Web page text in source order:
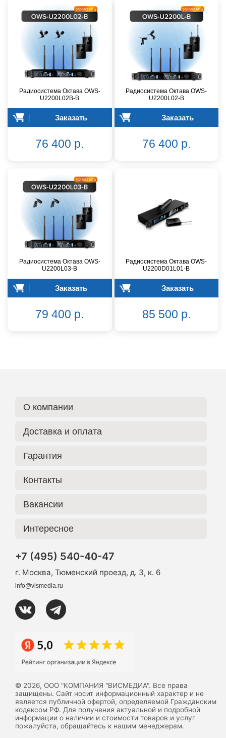
Радиосистема Октава OWS-
U2200L02В-B
Заказать
76 400 р.
Радиосистема Октава OWS-
U2200L02-B
Заказать
76 400 р.
Радиосистема Октава OWS-
U2200L03-B
Заказать
79 400 р.
Радиосистема Октава OWS-
U2200D01L01-B
Заказать
85 500 р.
О компании
Доставка и оплата
Гарантия
Контакты
Вакансии
Интересное
+7 (495) 540-40-47
г. Москва, Тюменский проезд, д. 3, к. 6
info@vismedia.ru
© 2026, ООО "КОМПАНИЯ "ВИСМЕДИА". Все права
защищены. Сайт носит информационный характер и не
является публичной офертой, определяемой Гражданским
кодексом РФ. Для получения актуальной и подробной
информации о наличии и стоимости товаров и услуг
пожалуйста, обращайтесь к нашим менеджерам.